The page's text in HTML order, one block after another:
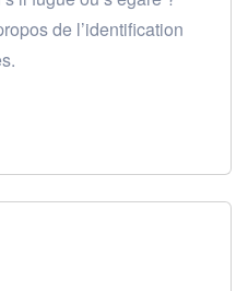
de l’identification